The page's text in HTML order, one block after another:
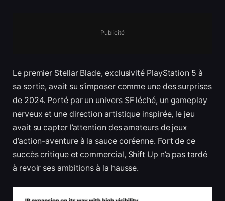
Publicité
Le premier Stellar Blade, exclusivité PlayStation 5 à
sa sortie, avait su s’imposer comme une des surprises
de 2024. Porté par un univers SF léché, un gameplay
nerveux et une direction artistique inspirée, le jeu
avait su capter l’attention des amateurs de jeux
d’action-aventure à la sauce coréenne. Fort de ce
succès critique et commercial, Shift Up n’a pas tardé
à revoir ses ambitions à la hausse.